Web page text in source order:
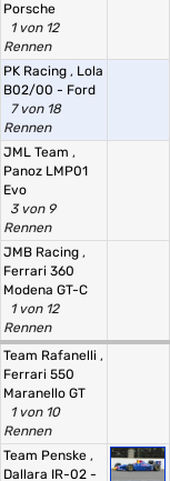
Porsche
1 von 12
Rennen
PK Racing , Lola
B02/00 - Ford
7 von 18
Rennen
JML Team ,
Panoz LMP01
Evo
3 von 9
Rennen
JMB Racing ,
Ferrari 360
Modena GT-C
1 von 12
Rennen
Team Rafanelli ,
Ferrari 550
Maranello GT
1 von 10
Rennen
Team Penske ,
Dallara IR-02 -